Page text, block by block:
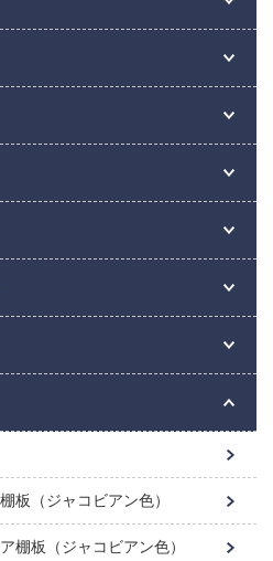
板（ジャコビアン色）
棚板（ジャコビアン色）